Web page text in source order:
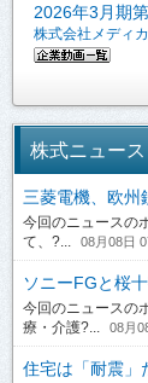
2026年3月期
株式会社メディ
株式ニュース
三菱電機、欧
今回のニュースの
て、?...
08月08日
ソニーFGと桜
今回のニュースの
療・介護?...
08月
住宅は「耐震」